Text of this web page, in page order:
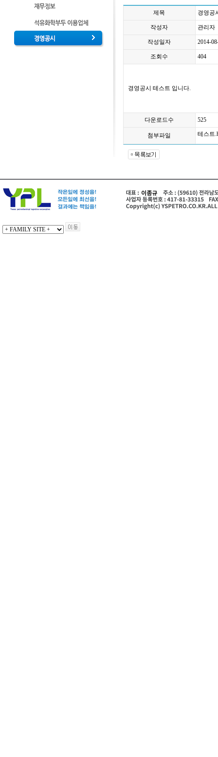
제목 경영공
작성자 관리자
작성일자 2014-
조회수 404
경영공시 테스트 입니다.
다운로드수 525
첨부파일 테스트